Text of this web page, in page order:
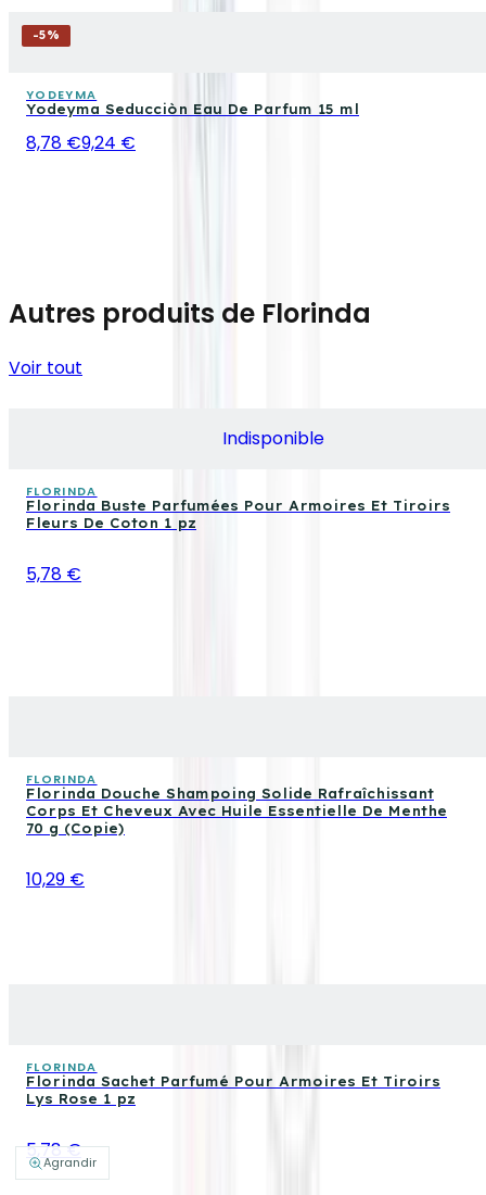
Agrandir
-5%
YODEYMA
Yodeyma Seducciòn Eau De Parfum 15 ml
8,78 €9,24 €
Autres produits de Florinda
Voir tout
Indisponible
FLORINDA
Florinda Buste Parfumées Pour Armoires Et Tiroirs
Fleurs De Coton 1 pz
5,78 €
FLORINDA
Florinda Douche Shampoing Solide Rafraîchissant
Corps Et Cheveux Avec Huile Essentielle De Menthe
70 g (Copie)
10,29 €
FLORINDA
Florinda Sachet Parfumé Pour Armoires Et Tiroirs
Lys Rose 1 pz
5,78 €